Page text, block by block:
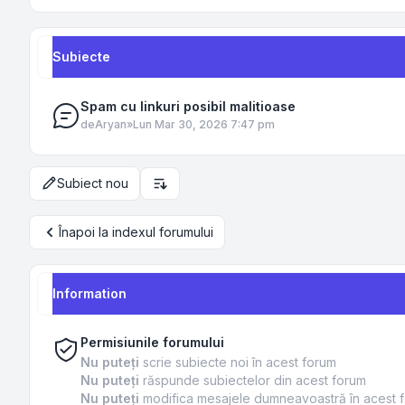
Subiecte
Spam cu linkuri posibil malitioase
deAryan»Lun Mar 30, 2026 7:47 pm
Subiect nou Opțiuni de sortare și afișare
Înapoi la indexul forumului
Information
Permisiunile forumului
Nu puteţi scrie subiecte noi în acest forum
Nu puteţi răspunde subiectelor din acest forum
Nu puteţi modifica mesajele dumneavoastră în acest